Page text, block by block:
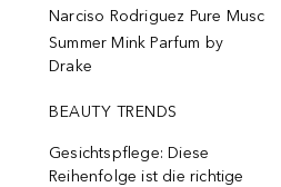
Narciso Rodriguez Pure Musc
Summer Mink Parfum by
Drake
BEAUTY TRENDS
Gesichtspflege: Diese
Reihenfolge ist die richtige